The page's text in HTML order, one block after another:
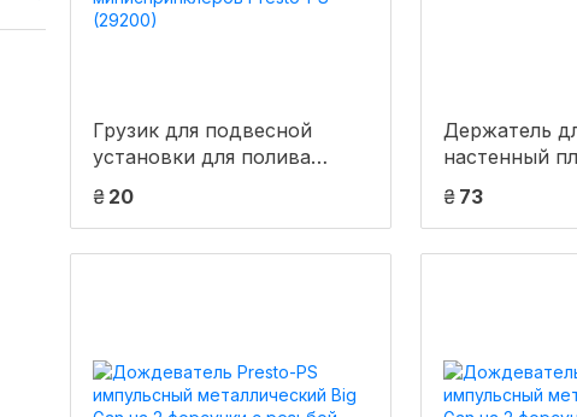
Грузик для подвесной
установки для полива
микроджет
туманообразователей и
миниспринклеров Presto-
₴ 20
Держатель
настенный
GRAD
₴ 73